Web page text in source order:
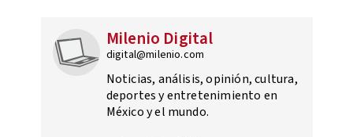
Milenio Digital
digital@milenio.com
Noticias, análisis, opinión, cultura,
deportes y entretenimiento en
México y el mundo.